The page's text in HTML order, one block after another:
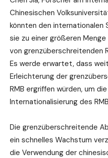
Chinesischen
könnten den internationalen
sie zu einer größeren
von grenzüberschreitenden
Es werde erwartet, dass
Erleichterung der
RMB ergriffen würden, um
Internationalisierung des
Die grenzüberschreitende
ein schnelles Wachstum
die Verwendung der